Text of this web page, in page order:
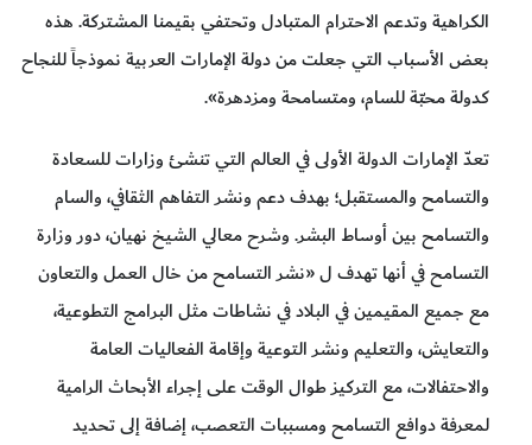
الكراهية وتدعم الاحترام المتبادل وتحتفي بقيمنا المشتركة. هذه
بعض الأسباب التي جعلت من دولة الإمارات العربية نموذجاً للنجاح
كدولة محبّة للسام، ومتسامحة ومزدهرة».
تعدّ الإمارات الدولة الأولى في العالم التي تنشئ وزارات للسعادة
والتسامح والمستقبل؛ بهدف دعم ونشر التفاهم الثقافي، والسام
والتسامح بين أوساط البشر. وشرح معالي الشيخ نهيان، دور وزارة
التسامح في أنها تهدف ل «نشر التسامح من خال العمل والتعاون
مع جميع المقيمين في البلاد في نشاطات مثل البرامج التطوعية،
والتعايش، والتعليم ونشر التوعية وإقامة الفعاليات العامة
والاحتفالات، مع التركيز طوال الوقت على إجراء الأبحاث الرامية
لمعرفة دوافع التسامح ومسببات التعصب، إضافة إلى تحديد